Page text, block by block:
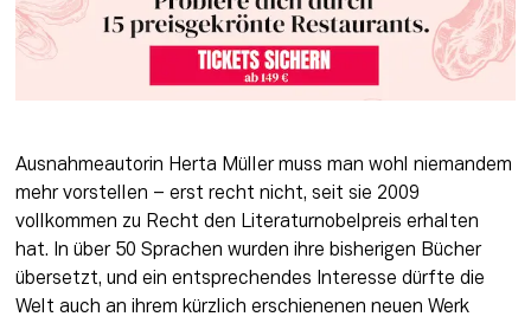
Ausnahmeautorin Herta Müller muss man wohl niemandem
mehr vorstellen – erst recht nicht, seit sie 2009
vollkommen zu Recht den Literaturnobelpreis erhalten
hat. In über 50 Sprachen wurden ihre bisherigen Bücher
übersetzt, und ein entsprechendes Interesse dürfte die
Welt auch an ihrem kürzlich erschienenen neuen Werk